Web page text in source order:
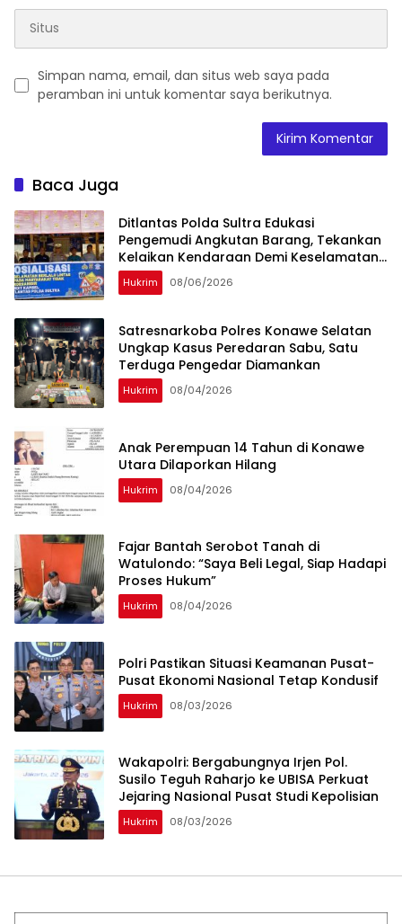
Simpan nama, email, dan situs web saya pada
peramban ini untuk komentar saya berikutnya.
Baca Juga
Ditlantas Polda Sultra Edukasi
Pengemudi Angkutan Barang, Tekankan
Kelaikan Kendaraan Demi Keselamatan
Berlalu Lintas
Hukrim 08/06/2026
Satresnarkoba Polres Konawe Selatan
Ungkap Kasus Peredaran Sabu, Satu
Terduga Pengedar Diamankan
Hukrim 08/04/2026
Anak Perempuan 14 Tahun di Konawe
Utara Dilaporkan Hilang
Hukrim 08/04/2026
‎Fajar Bantah Serobot Tanah di
Watulondo: “Saya Beli Legal, Siap Hadapi
Proses Hukum”
Hukrim 08/04/2026
Polri Pastikan Situasi Keamanan Pusat-
Pusat Ekonomi Nasional Tetap Kondusif
Hukrim 08/03/2026
Wakapolri: Bergabungnya Irjen Pol.
Susilo Teguh Raharjo ke UBISA Perkuat
Jejaring Nasional Pusat Studi Kepolisian
Hukrim 08/03/2026